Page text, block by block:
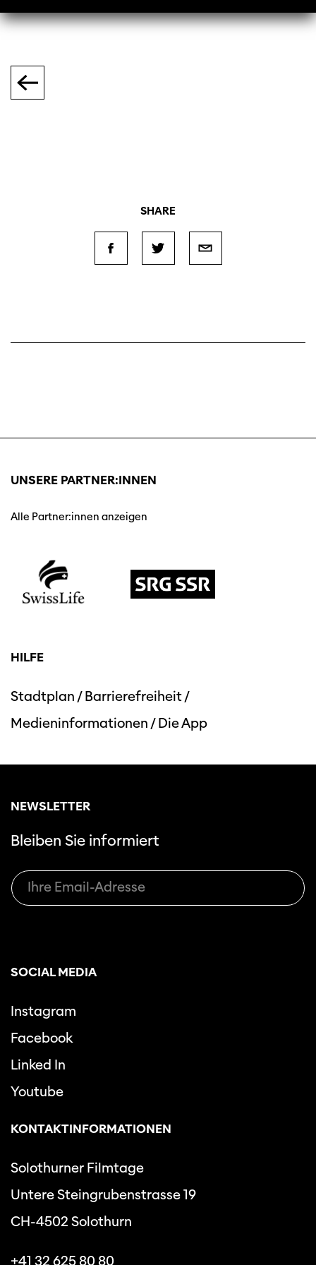
Diese Seite wird mit Internet Explorer
SHARE
UNSERE PARTNER:INNEN
Alle Partner:innen anzeigen
HILFE
Stadtplan /Barrierefreiheit/
Medieninformationen /Die App
NEWSLETTER
Bleiben Sie informiert
SOCIAL MEDIA
Instagram
Facebook
Linked In
Youtube
KONTAKTINFORMATIONEN
Solothurner Filmtage
Untere Steingrubenstrasse 19
CH-4502 Solothurn
+41 32 625 80 80